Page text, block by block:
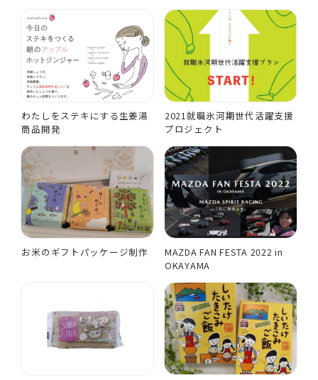
わたしをステキにする生姜湯
商品開発
2021就職氷河期世代活躍支援
プロジェクト
お米のギフトパッケージ制作
MAZDA FAN FESTA 2022 in
OKAYAMA